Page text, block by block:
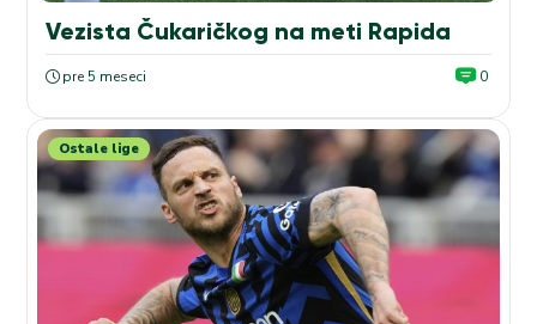
Vezista Čukaričkog na meti Rapida
pre 5 meseci 0
Ostale lige